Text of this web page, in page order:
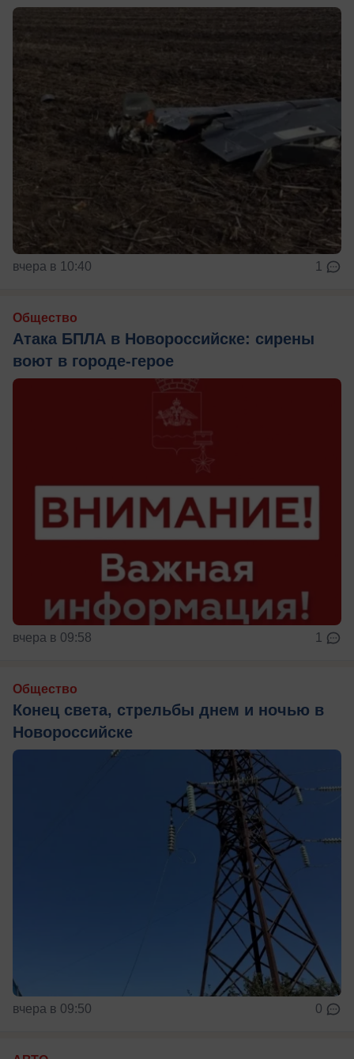
вчера в 10:40 1
Общество
Атака БПЛА в Новороссийске: сирены
воют в городе-герое
вчера в 09:58 1
Общество
Конец света, стрельбы днем и ночью в
Новороссийске
вчера в 09:50 0